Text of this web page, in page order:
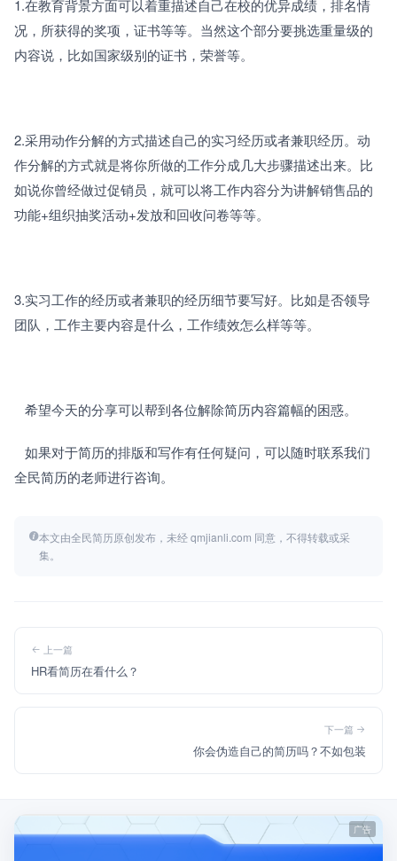
1.在教育背景方面可以着重描述自己在校的优异成绩，排名情
况，所获得的奖项，证书等等。当然这个部分要挑选重量级的
内容说，比如国家级别的证书，荣誉等。
2.采用动作分解的方式描述自己的实习经历或者兼职经历。动
作分解的方式就是将你所做的工作分成几大步骤描述出来。比
如说你曾经做过促销员，就可以将工作内容分为讲解销售品的
功能+组织抽奖活动+发放和回收问卷等等。
3.实习工作的经历或者兼职的经历细节要写好。比如是否领导
团队，工作主要内容是什么，工作绩效怎么样等等。
   希望今天的分享可以帮到各位解除简历内容篇幅的困惑。
全民简历的老师进行咨询。
本文由全民简历原创发布，未经 qmjianli.com 同意，不得转载或采
集。
上一篇
HR看简历在看什么？
下一篇
你会伪造自己的简历吗？不如包装